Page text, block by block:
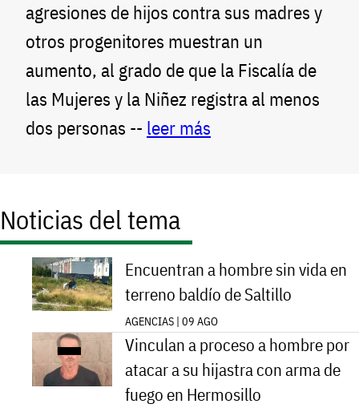
agresiones de hijos contra sus madres y
otros progenitores muestran un
aumento, al grado de que la Fiscalía de
las Mujeres y la Niñez registra al menos
dos personas -- leer más
Noticias del tema
Encuentran a hombre sin vida en
terreno baldío de Saltillo
AGENCIAS | 09 AGO
Vinculan a proceso a hombre por
atacar a su hijastra con arma de
fuego en Hermosillo